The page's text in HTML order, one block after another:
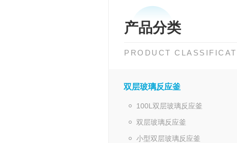
产品分类
PRODUCT
双层玻璃反应釜
100L双层玻璃反应釜
双层玻璃反应釜
小型双层玻璃反应釜